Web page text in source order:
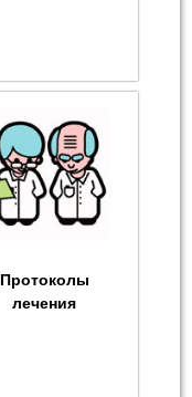
Протоколы
лечения